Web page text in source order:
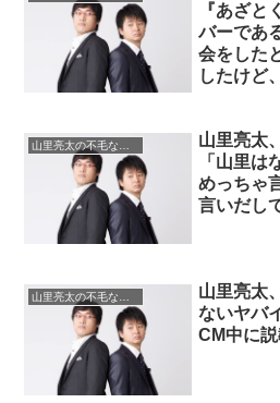
『あざと
バーであ
会をした
したけど
山里亮太
「山里は
めっちゃ
言いだし
山里亮太
ないヤバ
CM中に